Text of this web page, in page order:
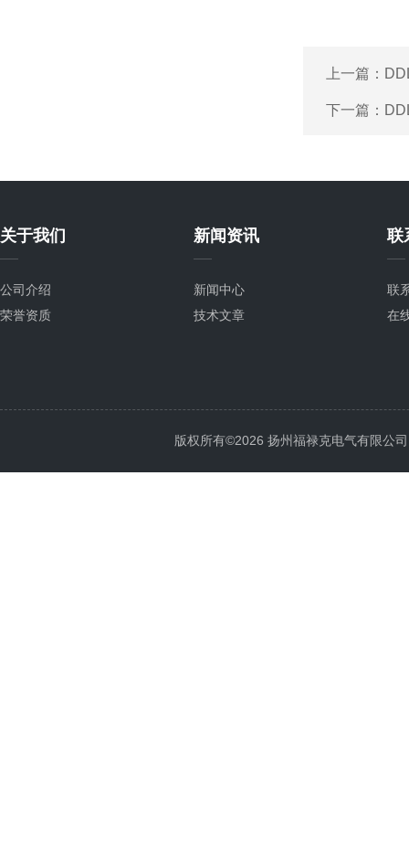
上一篇：
下一篇：
关于我们
公司介绍
荣誉资质
新闻资讯
新闻中心
技术文章
联
联
在
版权所有©2026 扬州福禄克电气有限公